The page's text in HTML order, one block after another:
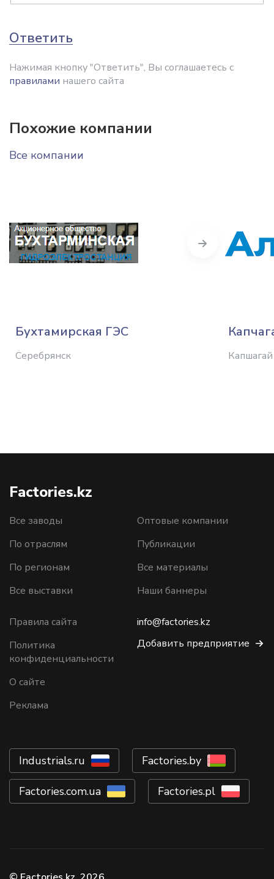
Ответить
Нажимая кнопку "Ответить", Вы соглашаетесь с
правилами нашего сайта
Похожие компании
Все компании
Бухтамирская ГЭС
Серебрянск Капшагай
Next
Factories.kz
Все заводы
По отраслям
По регионам
Все выставки
Оптовые компании
Публикации
Все материалы
Наши баннеры
Правила сайта
Политика
конфиденциальности
О сайте
Реклама
info@factories.kz
Добавить предприятие
Industrials.ru Factories.by
Factories.com.ua Factories.pl